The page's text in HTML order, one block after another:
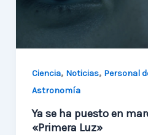
Ciencia, Noticias, Personal
Astronomía
Ya se ha puesto en
«Primera Luz»